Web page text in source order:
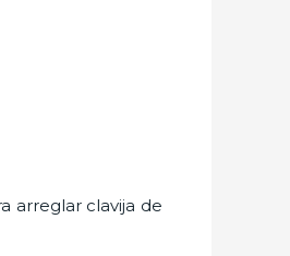
arreglar clavija de